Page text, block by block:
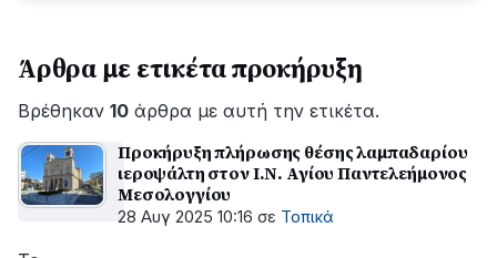
εξέλιξη
οι
εργασίες
ΔΕΔΔΗΕ
για
την
Άρθρα με ετικέτα προκήρυξη
Βρέθηκαν 10 άρθρα με αυτή την ετικέτα.
Προκήρυξη πλήρωσης θέσης λαμπαδαρίου
ιεροψάλτη στον Ι.Ν. Αγίου Παντελεήμονος
Μεσολογγίου
28 Αυγ 2025 10:16 σε Τοπικά